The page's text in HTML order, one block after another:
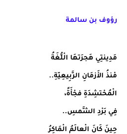
رؤوف بن سالمة
مَدِينتِي هَجرَتهَا الْلُّغَةُ
مْنذُ الأَزمَانِ الرَّبِيعِيّةِ..
الْمُحْتشِدَةِ فجْأَةً،
فِي بَرْدِ الشَّمسِ..
حِينَ كَانَ الْعالَمُ الْمَاكِرُ